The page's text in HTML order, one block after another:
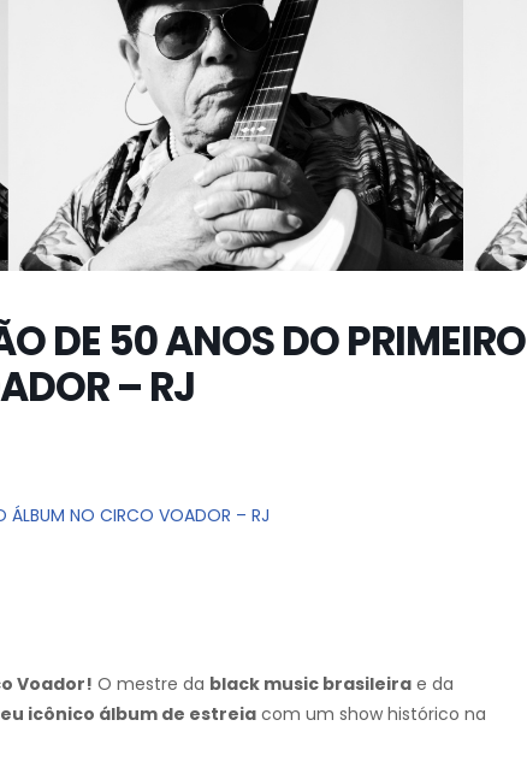
DE 50 ANOS DO PRIMEIRO
– RJ
ÁLBUM NO CIRCO VOADOR – RJ
Voador! O mestre da black music brasileira e da
icônico álbum de estreia com um show histórico na